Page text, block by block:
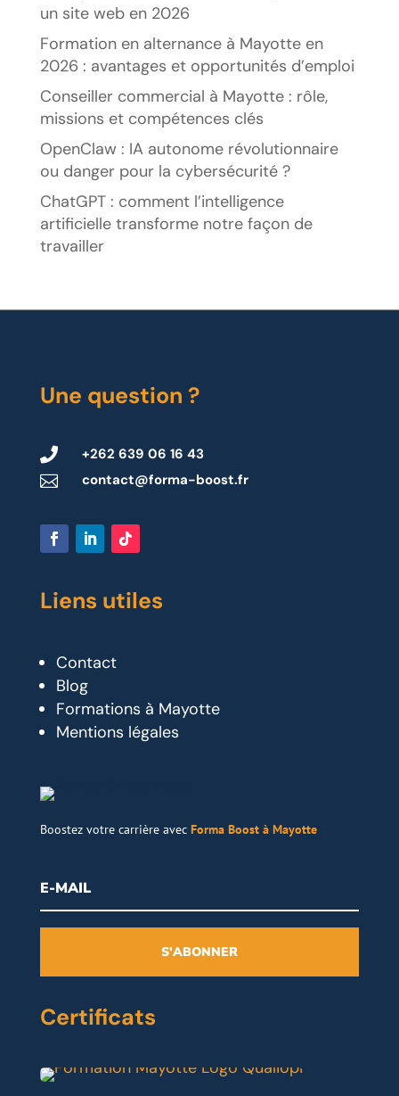
un site web en 2026
Formation en alternance à Mayotte en
2026 : avantages et opportunités d’emploi
Conseiller commercial à Mayotte : rôle,
missions et compétences clés
OpenClaw : IA autonome révolutionnaire
ou danger pour la cybersécurité ?
ChatGPT : comment l’intelligence
artificielle transforme notre façon de
travailler
Une question ?

+262 639 06 16 43

contact@forma-boost.fr
Liens utiles
Contact
Blog
Formations à Mayotte
Mentions légales
Boostez votre carrière avec Forma Boost à Mayotte
S'ABONNER
Certificats